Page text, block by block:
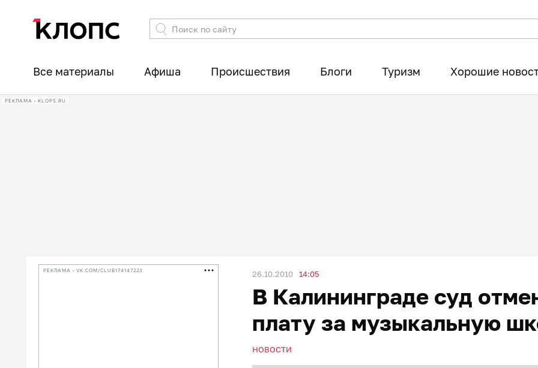
Все материалы Афиша Происшествия Блоги Туризм Хорошие
РЕКЛАМА • KLOPS.RU
РЕКЛАМА • VK.COM/CLUB174147223 26.10.2010 14:05
В Калининграде суд
плату за музыкальную
НОВОСТИ